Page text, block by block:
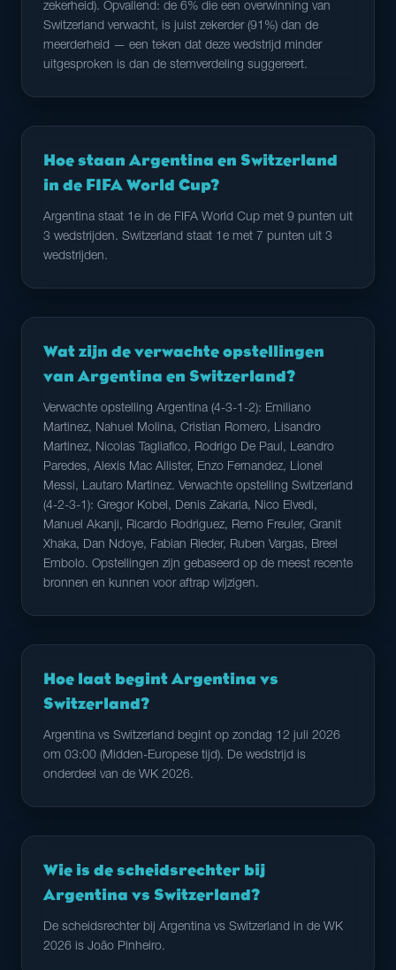
zekerheid). Opvallend: de 6% die een overwinning van
Switzerland verwacht, is juist zekerder (91%) dan de
meerderheid — een teken dat deze wedstrijd minder
uitgesproken is dan de stemverdeling suggereert.
Hoe staan Argentina en Switzerland
in de FIFA World Cup?
Argentina staat 1e in de FIFA World Cup met 9 punten uit
3 wedstrijden. Switzerland staat 1e met 7 punten uit 3
wedstrijden.
Wat zijn de verwachte opstellingen
van Argentina en Switzerland?
Verwachte opstelling Argentina (4-3-1-2): Emiliano
Martinez, Nahuel Molina, Cristian Romero, Lisandro
Martinez, Nicolas Tagliafico, Rodrigo De Paul, Leandro
Paredes, Alexis Mac Allister, Enzo Fernandez, Lionel
Messi, Lautaro Martinez. Verwachte opstelling Switzerland
(4-2-3-1): Gregor Kobel, Denis Zakaria, Nico Elvedi,
Manuel Akanji, Ricardo Rodriguez, Remo Freuler, Granit
Xhaka, Dan Ndoye, Fabian Rieder, Ruben Vargas, Breel
Embolo. Opstellingen zijn gebaseerd op de meest recente
bronnen en kunnen voor aftrap wijzigen.
Hoe laat begint Argentina vs
Switzerland?
Argentina vs Switzerland begint op zondag 12 juli 2026
om 03:00 (Midden-Europese tijd). De wedstrijd is
onderdeel van de WK 2026.
Wie is de scheidsrechter bij
Argentina vs Switzerland?
De scheidsrechter bij Argentina vs Switzerland in de WK
2026 is João Pinheiro.